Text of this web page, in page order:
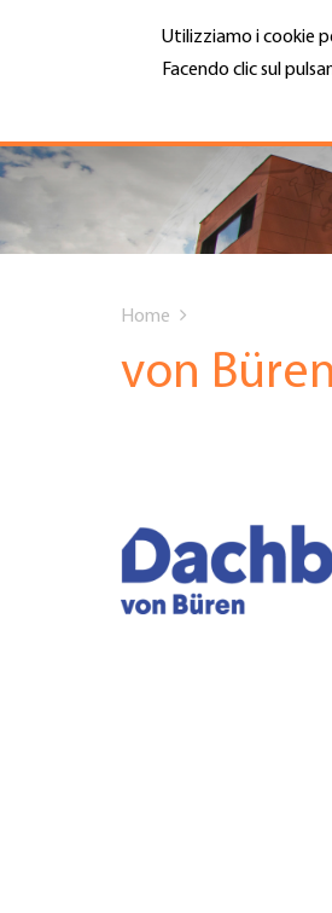
Utilizziamo i cookie
Facendo clic sul
CHI SIAMO
SERVIZI
DATE EVENTI
TROVARE AZIENDA
MENU
are
Home
von